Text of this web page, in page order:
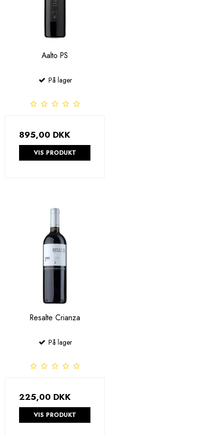
Aalto PS
På lager
895,00 DKK
VIS PRODUKT
Resalte Crianza
På lager
225,00 DKK
VIS PRODUKT